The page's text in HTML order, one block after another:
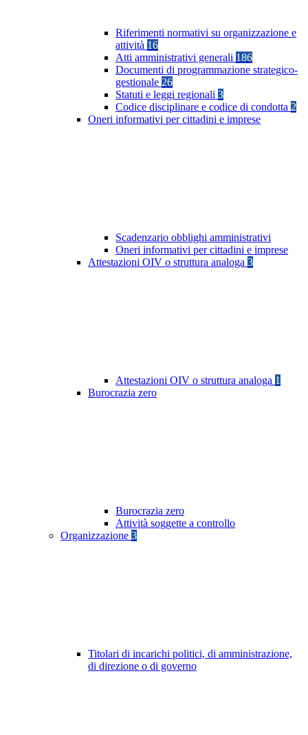
Riferimenti normativi su organizzazione e
attività 16
Atti amministrativi generali 186
Documenti di programmazione strategico-
gestionale 26
Statuti e leggi regionali 3
Codice disciplinare e codice di condotta 2
Oneri informativi per cittadini e imprese
Scadenzario obblighi amministrativi
Oneri informativi per cittadini e imprese
Attestazioni OIV o struttura analoga 3
Attestazioni OIV o struttura analoga 1
Burocrazia zero
Burocrazia zero
Attività soggette a controllo
Organizzazione 3
Titolari di incarichi politici, di amministrazione,
di direzione o di governo